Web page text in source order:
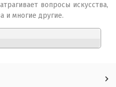
вопросы искусства,
и многие другие.